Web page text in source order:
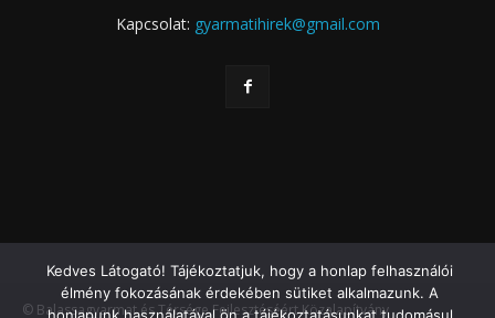
Kapcsolat: gyarmatihirek@gmail.com
© Balassagyarmat és Térsége Fejlesztéséért Közalapítvány
Kedves Látogató! Tájékoztatjuk, hogy a honlap felhasználói
élmény fokozásának érdekében sütiket alkalmazunk. A